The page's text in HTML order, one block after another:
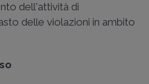
dell'attività di
delle violazioni in ambito